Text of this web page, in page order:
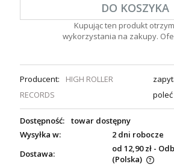
DO KOSZYKA
Kupując ten produkt
wykorzystania na zakupy.
Producent:
HIGH ROLLER
RECORDS
Dostępność:
towar dostępny
Wysyłka w:
2 dni robocze
Dostawa:
od 12,90 zł -
(Polska)